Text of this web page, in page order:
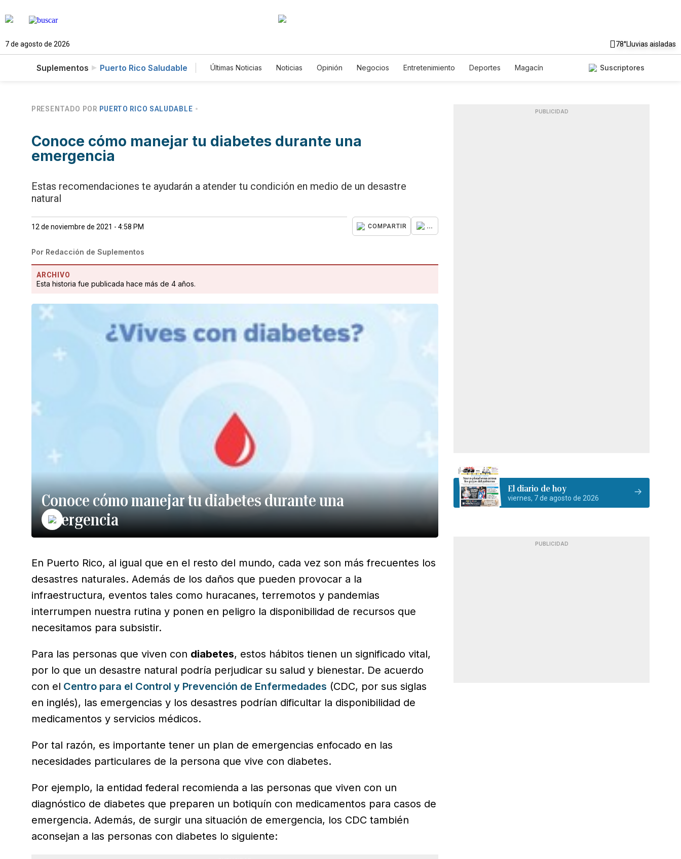
7 de agosto de 2026 78°Lluvias aisladas
Suplementos Puerto Rico Saludable Últimas Noticias Noticias Opinión Negocios Entretenimiento Deportes
Magacín
Suscriptores
PRESENTADO POR PUERTO RICO SALUDABLE
Conoce cómo manejar tu diabetes durante una
emergencia
Estas recomendaciones te ayudarán a atender tu condición en medio de un desastre
natural
12 de noviembre de 2021 - 4:58 PM COMPARTIR ...
Por Redacción de Suplementos
ARCHIVO
Esta historia fue publicada hace más de 4 años.
Conoce cómo manejar tu diabetes durante una
emergencia
En Puerto Rico, al igual que en el resto del mundo, cada vez son más frecuentes los
desastres naturales. Además de los daños que pueden provocar a la
infraestructura, eventos tales como huracanes, terremotos y pandemias
interrumpen nuestra rutina y ponen en peligro la disponibilidad de recursos que
necesitamos para subsistir.
Para las personas que viven con diabetes, estos hábitos tienen un significado vital,
por lo que un desastre natural podría perjudicar su salud y bienestar. De acuerdo
con el Centro para el Control y Prevención de Enfermedades (CDC, por sus siglas
en inglés), las emergencias y los desastres podrían dificultar la disponibilidad de
medicamentos y servicios médicos.
Por tal razón, es importante tener un plan de emergencias enfocado en las
necesidades particulares de la persona que vive con diabetes.
Por ejemplo, la entidad federal recomienda a las personas que viven con un
diagnóstico de diabetes que preparen un botiquín con medicamentos para casos de
emergencia. Además, de surgir una situación de emergencia, los CDC también
aconsejan a las personas con diabetes lo siguiente:
PUBLICIDAD
El diario de hoy
viernes, 7 de agosto de 2026
PUBLICIDAD